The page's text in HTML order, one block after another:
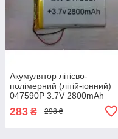
Акумулятор літієво-
полімерний (літій-іонний)
047590P 3.7V 2800mAh
283 ₴ 298 ₴